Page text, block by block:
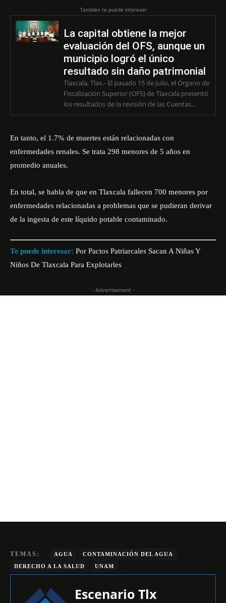
También te puede interesar
La capital obtiene la mejor
evaluación del OFS, aunque un
municipio logró el único
resultado sin daño patrimonial
Tlaxcala, Tlax.- El pasado 15 de julio, el Órgano de
Fiscalización Superior (OFS) de Tlaxcala presentó
los resultados de la revisión de las Cuentas...
En tanto, el 1.7% de muertes están relacionadas con
enfermedades renales. Se trata 298 menores de 5 años en
promedio anuales.
En total, se habla de que en Tlaxcala fallecen 700 menores por
enfermedades relacionadas a problemas que se pudieran derivar
de la ingesta de este líquido potable contaminado.
Te puede interesar: Por Pactos Patriarcales Sacan A Niñas Y
Niños De Tlaxcala Para Explotarles
- Advertisement -
TEMAS: AGUA
CONTAMINACIÓN DEL AGUA
DERECHO A LA SALUD
UNAM
Escenario Tlx